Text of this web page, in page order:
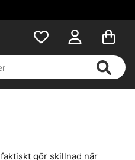
gör skillnad när